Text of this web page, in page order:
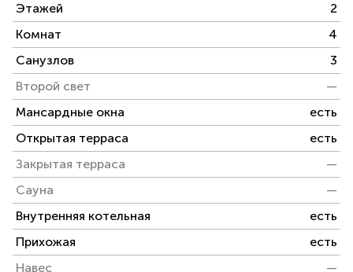
Этажей
2
Комнат
4
Санузлов
3
Второй свет
—
Мансардные окна
есть
Открытая терраса
есть
Закрытая терраса
—
Сауна
—
Внутренняя котельная
есть
Прихожая
есть
Навес
—